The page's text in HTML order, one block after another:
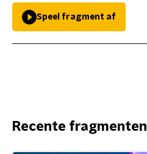
Speel fragment af
Recente fragmenten